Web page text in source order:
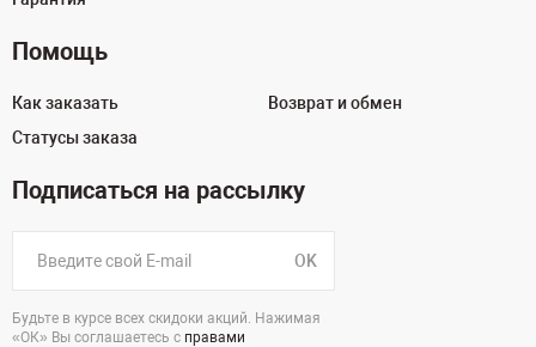
Помощь
Как заказать
Статусы заказа
Возврат и обмен
Подписаться на рассылку
OK
Будьте в курсе всех скидоки акций. Нажимая
«ОК» Вы соглашаетесь с правами